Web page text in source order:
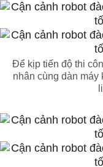
Để kịp tiến độ thi
nhân cùng dàn máy